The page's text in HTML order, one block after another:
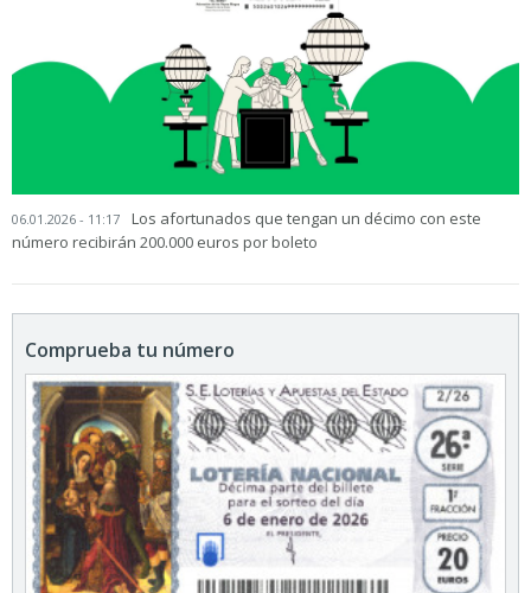
06.01.2026 - 11:17
Los afortunados que tengan un décimo con este
número recibirán 200.000 euros por boleto
Comprueba tu número